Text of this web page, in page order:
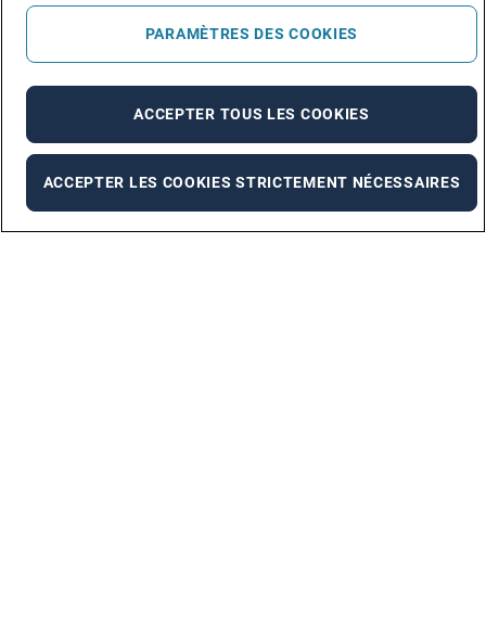
PARAMÈTRES DES COOKIES
ACCEPTER LES COOKIES STRICTEMENT NÉCESSAIRES
ACCEPTER TOUS LES COOKIES